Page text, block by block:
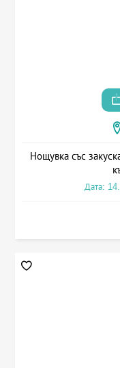
Нощувка със
Дата: